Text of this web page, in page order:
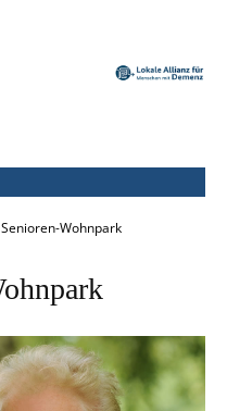
Senioren-Wohnpark